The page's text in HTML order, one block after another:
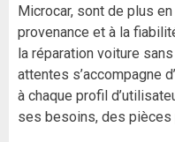
Microcar, sont de plus
provenance et à la
la réparation voiture
attentes s’accompagne
à chaque profil
ses besoins, des pièces